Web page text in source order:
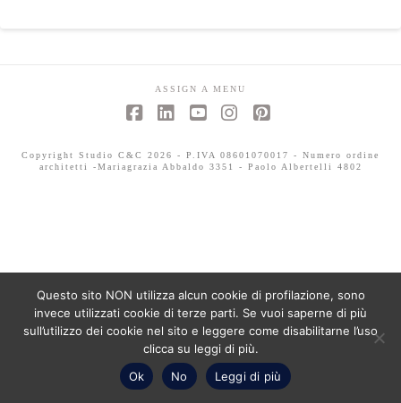
ASSIGN A MENU
Copyright Studio C&C 2026 - P.IVA 08601070017 - Numero ordine
architetti -Mariagrazia Abbaldo 3351 - Paolo Albertelli 4802
Questo sito NON utilizza alcun cookie di profilazione, sono
invece utilizzati cookie di terze parti. Se vuoi saperne di più
sull’utilizzo dei cookie nel sito e leggere come disabilitarne l’uso
clicca su leggi di più.
Ok
No Leggi di più